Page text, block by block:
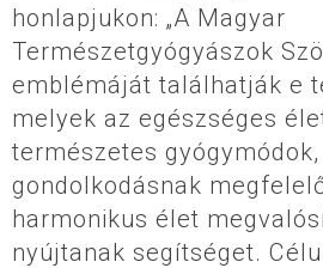
honlapjukon: „A Magyar
Természetgyógyászok
emblémáját találhatják e
melyek az egészséges
természetes
gondolkodásnak
harmonikus élet
nyújtanak segítséget.